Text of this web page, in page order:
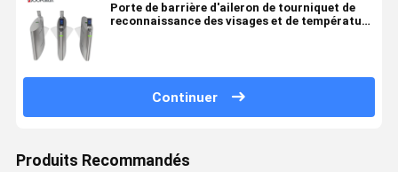
Porte de barrière d'aileron de tourniquet de
reconnaissance des visages et de température
Continuer
Produits Recommandés